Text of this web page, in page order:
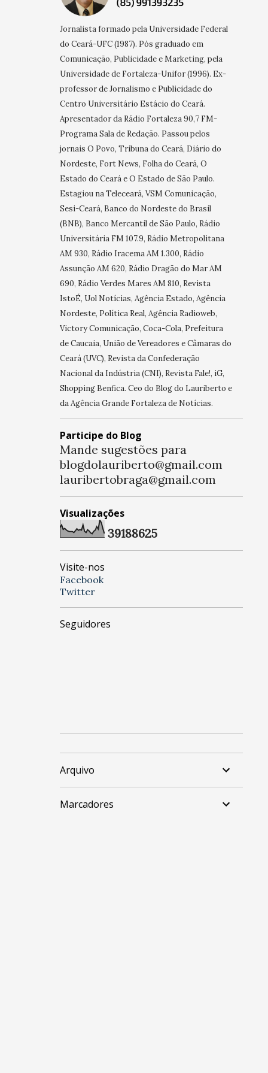
Jornalista formado pela Universidade Federal
do Ceará-UFC (1987). Pós graduado em
Comunicação, Publicidade e Marketing, pela
Universidade de Fortaleza-Unifor (1996). Ex-
professor de Jornalismo e Publicidade do
Centro Universitário Estácio do Ceará.
Apresentador da Rádio Fortaleza 90,7 FM-
Programa Sala de Redação. Passou pelos
jornais O Povo, Tribuna do Ceará, Diário do
Nordeste, Fort News, Folha do Ceará, O
Estado do Ceará e O Estado de São Paulo.
Estagiou na Teleceará, VSM Comunicação,
Sesi-Ceará, Banco do Nordeste do Brasil
(BNB), Banco Mercantil de São Paulo, Rádio
Universitária FM 107.9, Rádio Metropolitana
AM 930, Rádio Iracema AM 1.300, Rádio
Assunção AM 620, Rádio Dragão do Mar AM
690, Rádio Verdes Mares AM 810, Revista
IstoÉ, Uol Notícias, Agência Estado, Agência
Nordeste, Política Real, Agência Radioweb,
Victory Comunicação, Coca-Cola, Prefeitura
de Caucaia, União de Vereadores e Câmaras do
Ceará (UVC), Revista da Confederação
Nacional da Indústria (CNI), Revista Fale!, iG,
Shopping Benfica. Ceo do Blog do Lauriberto e
da Agência Grande Fortaleza de Notícias.
Participe do Blog
Mande sugestões para
blogdolauriberto@gmail.com
lauribertobraga@gmail.com
Visualizações
39188625
Visite-nos
Facebook
Twitter
Seguidores
Arquivo
Marcadores